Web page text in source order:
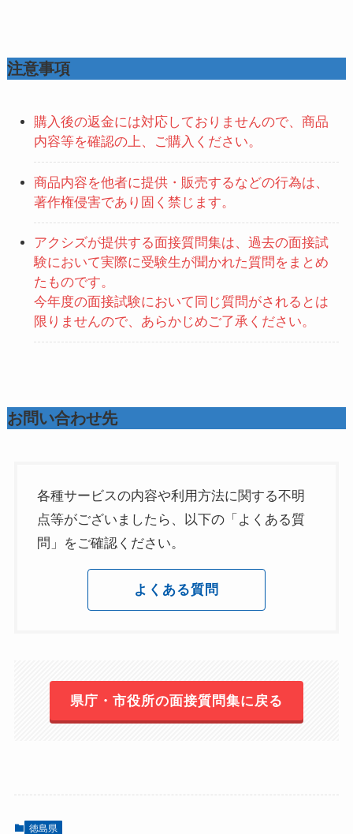
注意事項
購入後の返金には対応しておりませんので、商品
内容等を確認の上、ご購入ください。
商品内容を他者に提供・販売するなどの行為は、
著作権侵害であり固く禁じます。
アクシズが提供する面接質問集は、過去の面接試
験において実際に受験生が聞かれた質問をまとめ
たものです。
今年度の面接試験において同じ質問がされるとは
限りませんので、あらかじめご了承ください。
お問い合わせ先
各種サービスの内容や利用方法に関する不明
点等がございましたら、以下の「よくある質
問」をご確認ください。
よくある質問
県庁・市役所の面接質問集に戻る
徳島県